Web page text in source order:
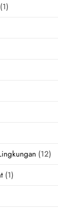
(1)
(12)
(1)